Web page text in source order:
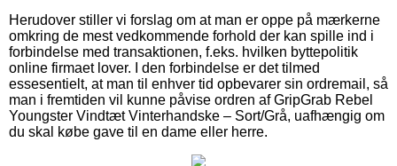
Herudover stiller vi forslag om at man er oppe på mærkerne
omkring de mest vedkommende forhold der kan spille ind i
forbindelse med transaktionen, f.eks. hvilken byttepolitik
online firmaet lover. I den forbindelse er det tilmed
essesentielt, at man til enhver tid opbevarer sin ordremail, så
man i fremtiden vil kunne påvise ordren af GripGrab Rebel
Youngster Vindtæt Vinterhandske – Sort/Grå, uafhængig om
du skal købe gave til en dame eller herre.